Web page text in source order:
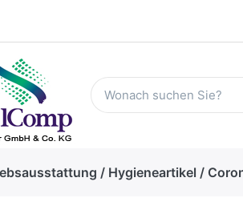
/ Hygieneartikel /